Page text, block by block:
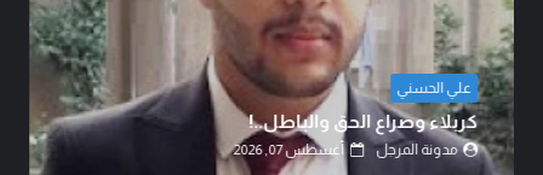
الشيخ الدكتور عبد الرضا البهادلي
دماءُ أبنائنا ليست رخيصة..!
مدونة المرجل أغسطس 07, 2026